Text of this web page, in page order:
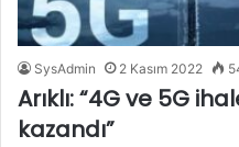
SysAdmin 2 Kasım 2022
Arıklı: “4G ve 5G
kazandı”